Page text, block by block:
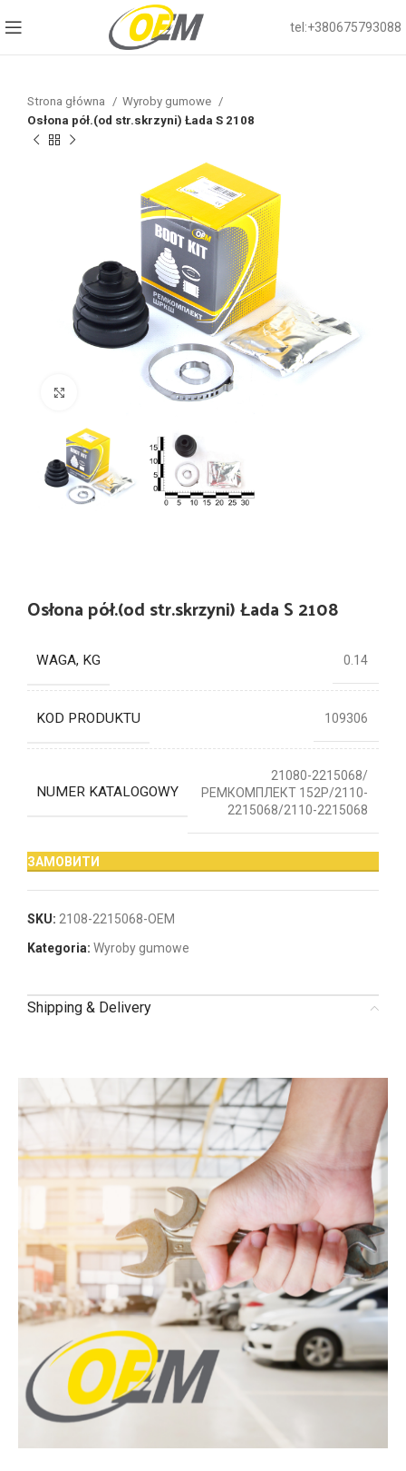
tel:+380675793088
Strona główna
Wyroby gumowe
Osłona pół.(od str.skrzyni) Łada S 2108
Click to enlarge
Osłona pół.(od str.skrzyni) Łada S 2108
WAGA, KG 0.14
KOD PRODUKTU 109306
NUMER KATALOGOWY
21080-2215068/
РЕМКОМПЛЕКТ 152Р/2110-
2215068/2110-2215068
ЗАМОВИТИ
SKU: 2108-2215068-OEM
Kategoria: Wyroby gumowe
Shipping & Delivery